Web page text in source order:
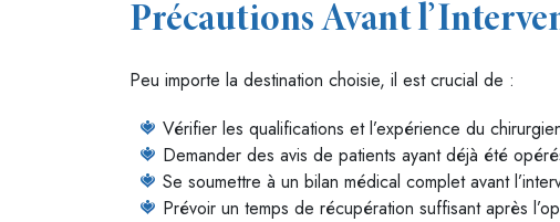
Précautions Avant
Peu importe la destination choisie, il est crucial de :
Vérifier les qualifications et l’expérience du
Demander des avis de patients ayant déjà été
Se soumettre à un bilan médical complet avant
Prévoir un temps de récupération suffisant après